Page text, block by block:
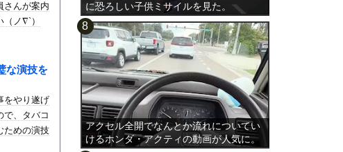
さんが案内
ノ∇`）
な演技を
をやり遂げ
で、タバコ
ための演技
に恐ろしい子供ミサイルを見た。
アクセル全開でなんとか流れについてい
けるホンダ・アクティの動画が人気に。